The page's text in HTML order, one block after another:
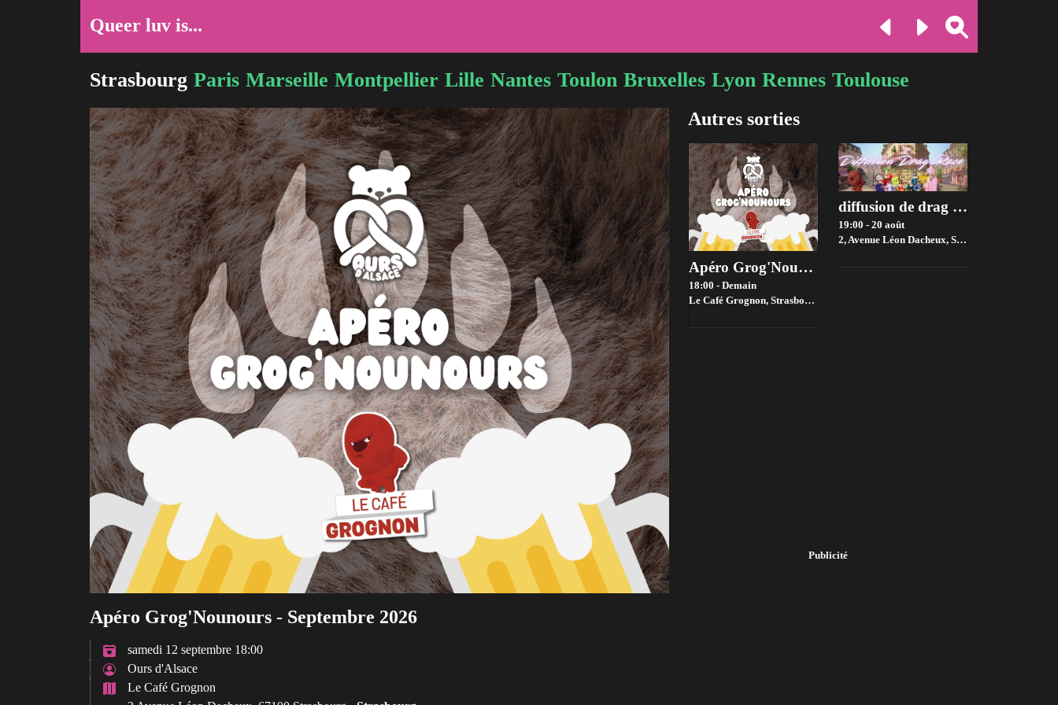
Queer luv is...
Strasbourg Paris Marseille Montpellier Lille Nantes Toulon Bruxelles Lyon Rennes Toulouse
Apéro Grog'Nounours - Septembre 2026
samedi 12 septembre 18:00
Ours d'Alsace
Le Café Grognon
Autres sorties
Apéro Grog'Nounours - Août 2026
18:00 - Demain
Le Café Grognon, Strasbourg
diffusion de drag Race !
19:00 - 20 août
2, Avenue Léon Dacheux, Strasbourg,
Publicité